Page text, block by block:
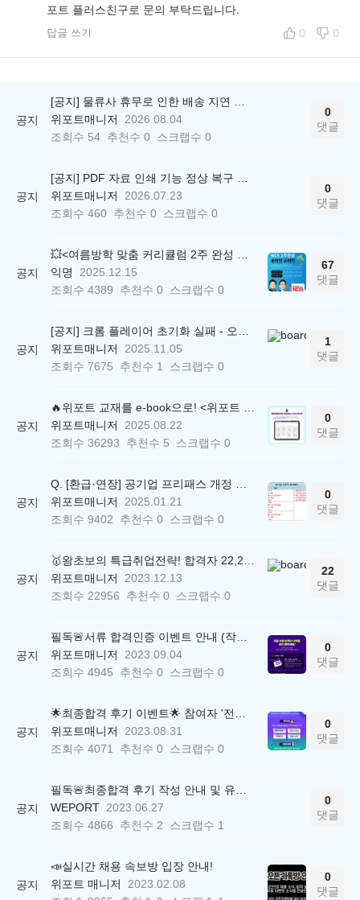
포트 플러스친구로 문의 부탁드립니다.
답글 쓰기 0 0
공지
위포트매니저
2026.08.04
조회수 54 추천수 0 스크랩수 0
0
댓글
공지
위포트매니저
2026.07.23
조회수 460 추천수 0 스크랩수 0
0
댓글
공지
익명
2025.12.15
조회수 4389 추천수 0 스크랩수 0
67
댓글
공지
위포트매니저
2025.11.05
조회수 7675 추천수 1 스크랩수 0
1
댓글
공지
위포트매니저
2025.08.22
조회수 36293 추천수 5 스크랩수 0
0
댓글
공지
위포트매니저
2025.01.21
조회수 9402 추천수 0 스크랩수 0
0
댓글
공지
위포트매니저
2023.12.13
조회수 22956 추천수 0 스크랩수 0
22
댓글
공지
위포트매니저
2023.09.04
조회수 4945 추천수 0 스크랩수 0
0
댓글
공지
위포트매니저
2023.08.31
조회수 4071 추천수 0 스크랩수 0
0
댓글
공지
WEPORT 2023.06.27
조회수 4866 추천수 2 스크랩수 1
0
댓글
공지
📣실시간 채용 속보방 입장 안내!
위포트 매니저
2023.02.08
0
댓글